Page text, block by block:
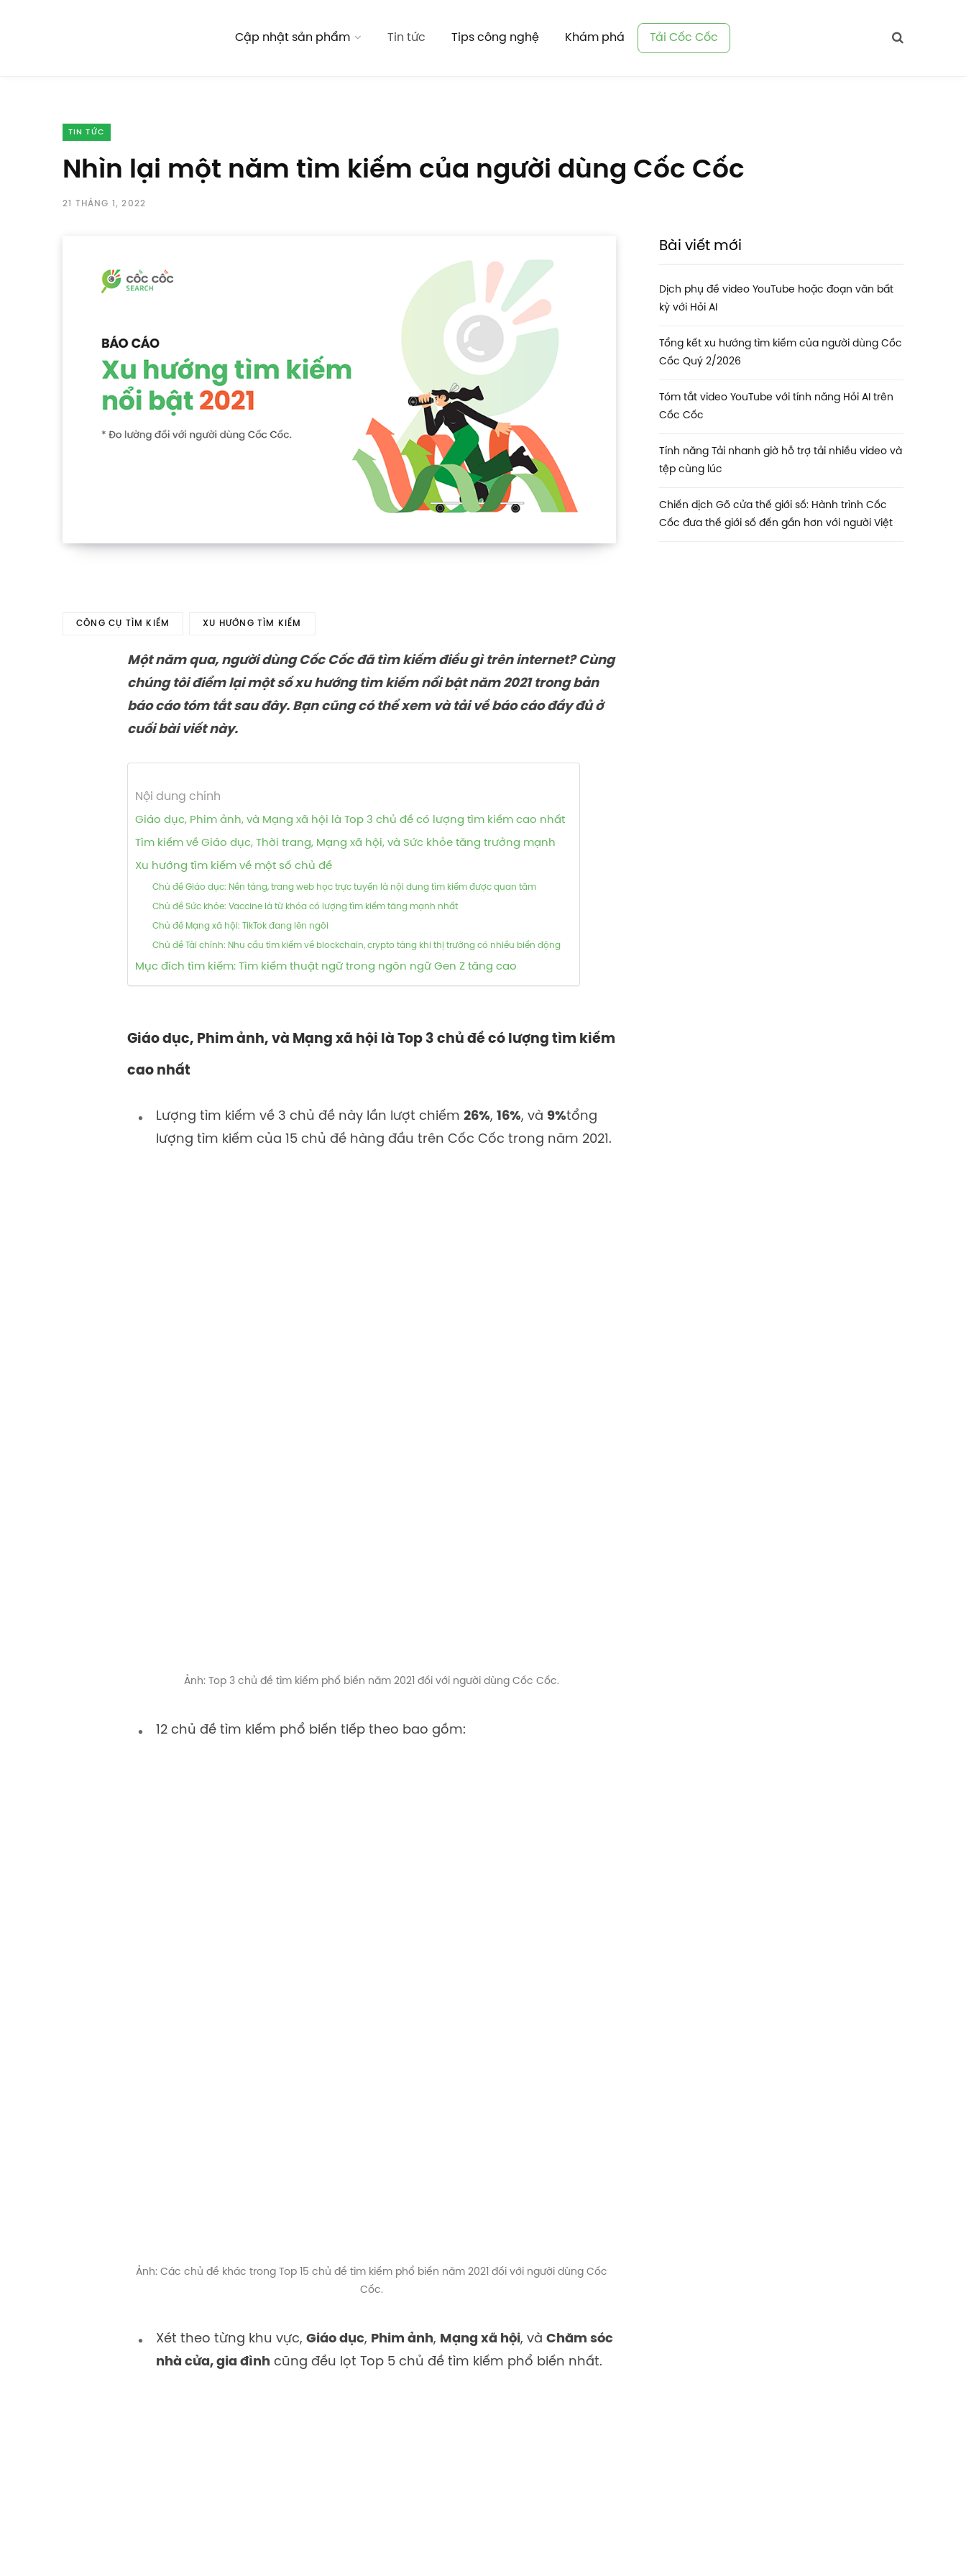
Cập nhật sản phẩm Tin tức Tips công nghệ Khám phá Tải Cốc Cốc
TIN TỨC
Nhìn lại một năm tìm kiếm của người dùng Cốc Cốc
21 THÁNG 1, 2022
CÔNG CỤ TÌM KIẾM XU HƯỚNG TÌM KIẾM
Một năm qua, người dùng Cốc Cốc đã tìm kiếm điều gì trên internet? Cùng
chúng tôi điểm lại một số xu hướng tìm kiếm nổi bật năm 2021 trong bản
báo cáo tóm tắt sau đây. Bạn cũng có thể xem và tải về báo cáo đầy đủ ở
cuối bài viết này.
Nội dung chính
Giáo dục, Phim ảnh, và Mạng xã hội là Top 3 chủ đề có lượng tìm kiếm cao nhất
Tìm kiếm về Giáo dục, Thời trang, Mạng xã hội, và Sức khỏe tăng trưởng mạnh
Xu hướng tìm kiếm về một số chủ đề
Chủ đề Giáo dục: Nền tảng, trang web học trực tuyến là nội dung tìm kiếm được quan tâm
Chủ đề Sức khỏe: Vaccine là từ khóa có lượng tìm kiếm tăng mạnh nhất
Chủ đề Mạng xã hội: TikTok đang lên ngôi
Chủ đề Tài chính: Nhu cầu tìm kiếm về blockchain, crypto tăng khi thị trường có nhiều biến động
Mục đích tìm kiếm: Tìm kiếm thuật ngữ trong ngôn ngữ Gen Z tăng cao
Giáo dục, Phim ảnh, và Mạng xã hội là Top 3 chủ đề có lượng tìm kiếm
cao nhất
Lượng tìm kiếm về 3 chủ đề này lần lượt chiếm 26%, 16%, và 9%tổng
lượng tìm kiếm của 15 chủ đề hàng đầu trên Cốc Cốc trong năm 2021.
Ảnh: Top 3 chủ đề tìm kiếm phổ biến năm 2021 đối với người dùng Cốc Cốc.
12 chủ đề tìm kiếm phổ biến tiếp theo bao gồm:
Ảnh: Các chủ đề khác trong Top 15 chủ đề tìm kiếm phổ biến năm 2021 đối với người dùng Cốc
Cốc.
Xét theo từng khu vực, Giáo dục, Phim ảnh, Mạng xã hội, và Chăm sóc
nhà cửa, gia đình cũng đều lọt Top 5 chủ đề tìm kiếm phổ biến nhất.
Bài viết mới
Dịch phụ đề video YouTube hoặc đoạn văn bất
kỳ với Hỏi AI
Tổng kết xu hướng tìm kiếm của người dùng Cốc
Cốc Quý 2/2026
Tóm tắt video YouTube với tính năng Hỏi AI trên
Cốc Cốc
Tính năng Tải nhanh giờ hỗ trợ tải nhiều video và
tệp cùng lúc
Chiến dịch Gõ cửa thế giới số: Hành trình Cốc
Cốc đưa thế giới số đến gần hơn với người Việt